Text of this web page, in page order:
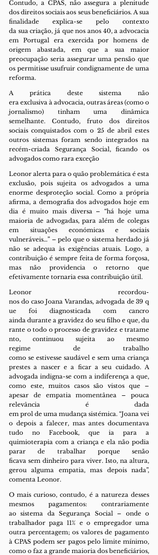
Contudo, a CPAS, não assegura a plenitude
dos direitos sociais aos seus beneficiários. A sua
finalidade explica-se pelo contexto
da sua criação, já que nos anos 40, a advocacia
em Portugal era exercida por homens de
origem abastada, em que a sua maior
preocupação seria assegurar uma pensão que
os permitisse usufruir condignamente de uma
reforma.
A prática deste sistema não
era exclusiva à advocacia, outras áreas (como o
jornalismo) tinham uma dinâmica
semelhante. Contudo, fruto dos direitos
sociais conquistados com o 25 de abril estes
outros sistemas foram sendo integrados na
recém-criada Segurança Social, ficando os
advogados como rara exceção
Leonor alerta para o quão problemática é esta
exclusão, pois sujeita os advogados a uma
enorme desproteção social. Como a própria
afirma, a demografia dos advogados hoje em
dia é muito mais diversa – “há hoje uma
maioria de advogadas, para além de colegas
em situações económicas e sociais
vulneráveis…” – pelo que o sistema herdado já
não se adequa às exigências atuais. Logo, a
contribuição é sempre feita de forma forçosa,
mas não providencia o retorno que
efetivamente tornaria essa contribuição útil.
Leonor recordou-
nos do caso Joana Varandas, advogada de 39 q
ue foi diagnosticada com cancro
ainda durante a gravidez do seu filho e que, du
rante o todo o processo de gravidez e tratame
nto, continuou sujeita ao mesmo
regime de trabalho
como se estivesse saudável e sem uma criança
prestes a nascer e a ficar a seu cuidado. A
advogada indigna-se com a indiferença a que,
como este, muitos casos são vistos que –
apesar de empatia momentânea – pouca
relevância é dada
em prol de uma mudança sistémica. “Joana vei
o depois a falecer, mas antes documentava
tudo no Facebook, que ia para a
quimioterapia com a criança e ela não podia
parar de trabalhar porque senão
ficava sem dinheiro para viver. Isto, na altura,
gerou alguma empatia, mas depois nada”,
comenta Leonor.
O mais curioso, contudo, é a natureza desses
mesmos pagamentos: contrariamente
ao sistema da Segurança Social – onde o
trabalhador paga 11% e o empregador uma
outra percentagem; os valores de pagamento
à CPAS podem ser pagos pelo limite mínimo,
como o faz a grande maioria dos beneficiários,